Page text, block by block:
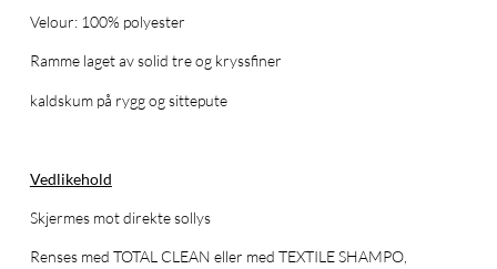
Velour: 100% polyester
Ramme laget av solid tre og kryssfiner
kaldskum på rygg og sittepute
Vedlikehold
Skjermes mot direkte sollys
Renses med TOTAL CLEAN eller med TEXTILE SHAMPO,